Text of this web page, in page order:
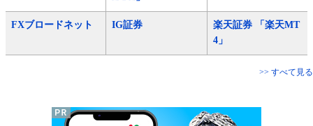
FXブロードネット IG証券
楽天証券 「楽天MT
4」
>> すべて見る